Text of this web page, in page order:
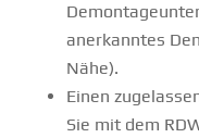
anerkanntes
Nähe).
Einen
Sie mit dem